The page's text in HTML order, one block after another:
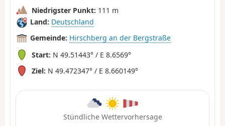
Niedrigster Punkt: 111 m
Land: Deutschland
Gemeinde: Hirschberg an der Bergstraße
Start: N 49.51443° / E 8.6569°
Ziel: N 49.472347° / E 8.660149°
Stündliche Wettervorhersage